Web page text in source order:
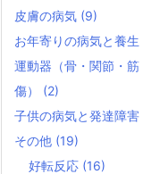
皮膚の病気 (9)
お年寄りの病気と養生
運動器（骨・関節・
傷） (2)
子供の病気と発達障害
その他 (19)
好転反応 (16)